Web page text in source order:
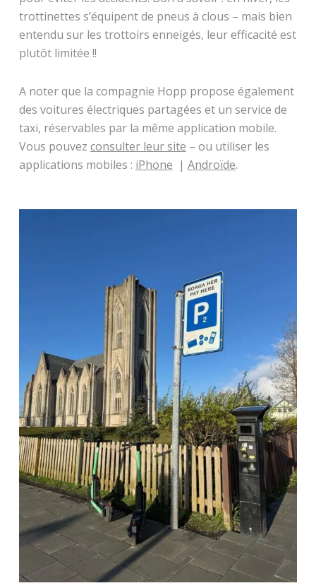
trottinettes s’équipent de pneus à clous – mais bien
entendu sur les trottoirs enneigés, leur efficacité est
plutôt limitée !!
A noter que la compagnie Hopp propose également
des voitures électriques partagées et un service de
taxi, réservables par la même application mobile.
Vous pouvez consulter leur site – ou utiliser les
applications mobiles : iPhone | Androïde.